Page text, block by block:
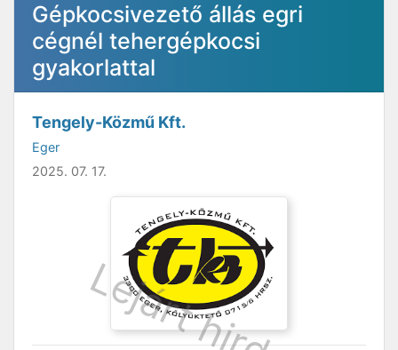
Gépkocsivezető állás egri
cégnél tehergépkocsi
gyakorlattal
Tengely-Közmű Kft.
Eger
2025. 07. 17.